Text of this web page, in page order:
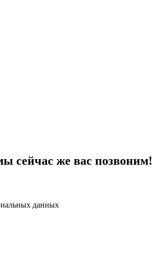
сейчас же вас позвоним!
данных